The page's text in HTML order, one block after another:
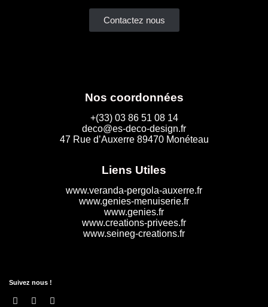
Contactez nous
Nos coordonnées
+(33) 03 86 51 08 14
deco@es-deco-design.fr
47 Rue d’Auxerre 89470 Monéteau
Liens Utiles
www.veranda-pergola-auxerre.fr
www.genies-menuiserie.fr
www.genies.fr
www.creations-privees.fr
www.seineg-creations.fr
Suivez nous !